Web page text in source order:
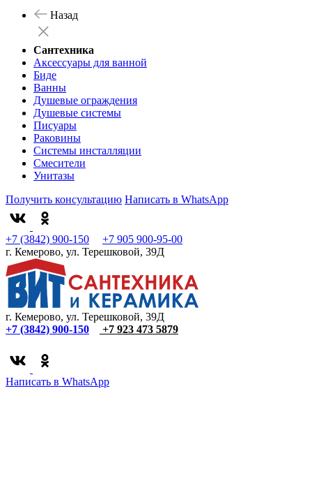
Назад
Сантехника
Аксессуары для ванной
Биде
Ванны
Душевые ограждения
Душевые системы
Писуары
Раковины
Системы инсталляции
Смесители
Унитазы
Получить консультацию Написать в WhatsApp
+7 (3842) 900-150
+7 905 900-95-00
г. Кемерово, ул. Терешковой, 39Д
г. Кемерово, ул. Терешковой, 39Д
+7 (3842) 900-150
+7 923 473 5879
Написать в WhatsApp